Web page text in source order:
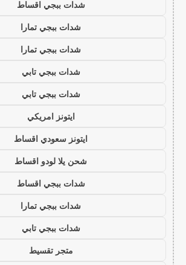
شدات ببجي اقساط
شدات ببجي تمارا
شدات ببجي تمارا
شدات ببجي تابي
شدات ببجي تابي
ايتونز امريكي
ايتونز سعودي اقساط
شحن يلا لودو اقساط
شدات ببجي اقساط
شدات ببجي تمارا
شدات ببجي تابي
متجر تقسيط